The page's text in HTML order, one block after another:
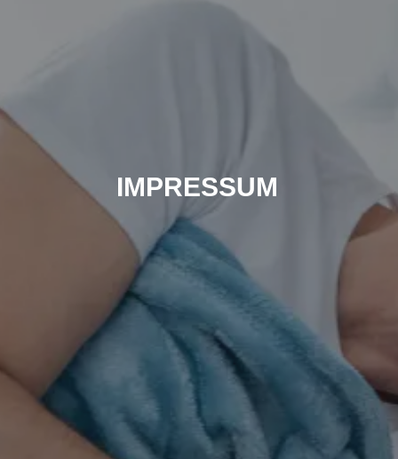
IMPRESSUM